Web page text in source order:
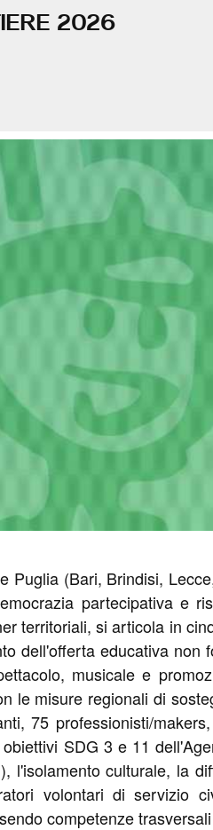
2026
(Bari, Brindisi,
partecipativa e
territoriali, si articola in
dell'offerta educativa non
musicale e
le misure regionali di
75 professionisti/
SDG 3 e 11
culturale, la
volontari di servizio
competenze